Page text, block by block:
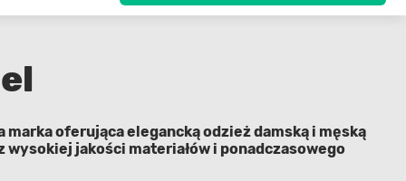
oferująca elegancką odzież damską i męską
wysokiej jakości materiałów i ponadczasowego